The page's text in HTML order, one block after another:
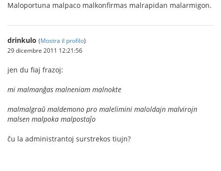
Maloportuna malpaco malkonfirmas malrapidan malarmigon.
drinkulo (Mostra il profilo)
29 dicembre 2011 12:21:56
jen du fiaj frazoj:
mi malmanĝas malneniam malnokte
malmalgraŭ maldemono pro malelimini maloldajn malvirojn
malsen malpoka malpostaĵo
ĉu la administrantoj surstrekos tiujn?